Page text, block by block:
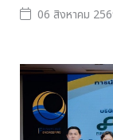
06 สิงหาคม